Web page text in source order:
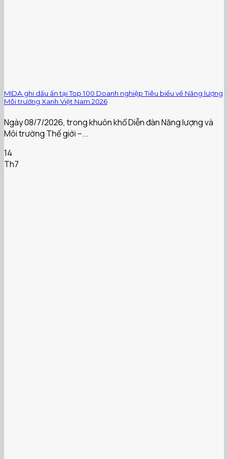
MIDA ghi dấu ấn tại Top 100 Doanh nghiệp Tiêu biểu về Năng lượng
Môi trường Xanh Việt Nam 2026
Ngày 08/7/2026, trong khuôn khổ Diễn đàn Năng lượng và
Môi trường Thế giới –...
14
Th7